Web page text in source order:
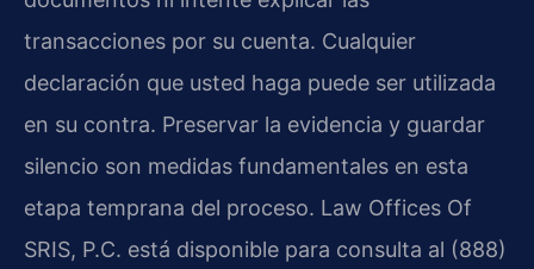
transacciones por su cuenta. Cualquier
declaración que usted haga puede ser utilizada
en su contra. Preservar la evidencia y guardar
silencio son medidas fundamentales en esta
etapa temprana del proceso. Law Offices Of
SRIS, P.C. está disponible para consulta al (888)